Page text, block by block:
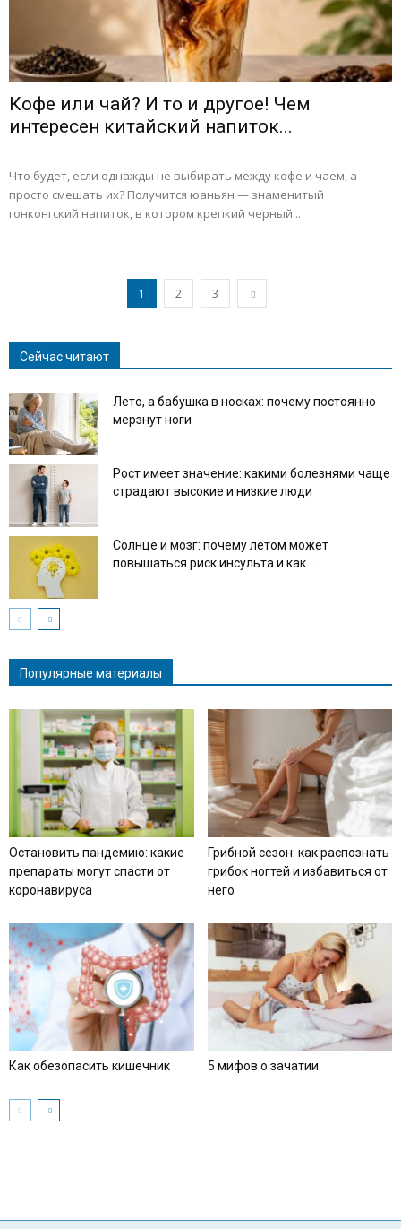
Кофе или чай? И то и другое! Чем
интересен китайский напиток...
Что будет, если однажды не выбирать между кофе и чаем, а
просто смешать их? Получится юаньян — знаменитый
гонконгский напиток, в котором крепкий черный...
1 2 3
Сейчас читают
Лето, а бабушка в носках: почему постоянно
мерзнут ноги
Рост имеет значение: какими болезнями чаще
страдают высокие и низкие люди
Солнце и мозг: почему летом может
повышаться риск инсульта и как...
Популярные материалы
Остановить пандемию: какие
препараты могут спасти от
коронавируса
Грибной сезон: как распознать
грибок ногтей и избавиться от
него
Как обезопасить кишечник 5 мифов о зачатии